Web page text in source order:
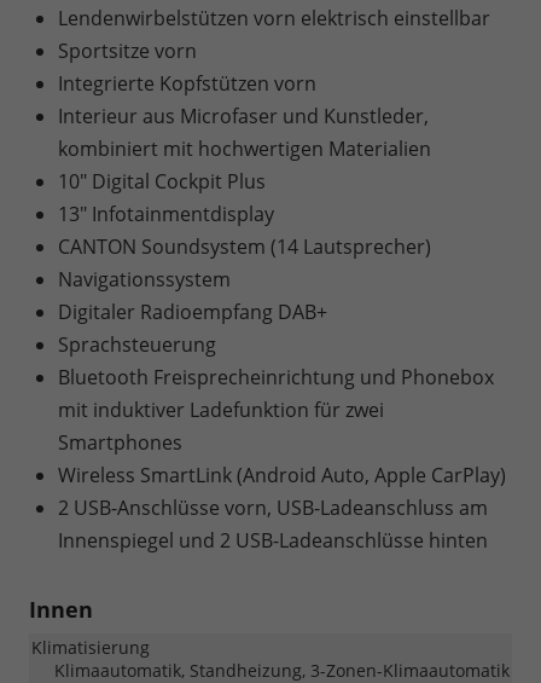
Lendenwirbelstützen vorn elektrisch einstellbar
Sportsitze vorn
Integrierte Kopfstützen vorn
Interieur aus Microfaser und Kunstleder,
kombiniert mit hochwertigen Materialien
10" Digital Cockpit Plus
13" Infotainmentdisplay
CANTON Soundsystem (14 Lautsprecher)
Navigationssystem
Digitaler Radioempfang DAB+
Sprachsteuerung
Bluetooth Freisprecheinrichtung und Phonebox
mit induktiver Ladefunktion für zwei
Smartphones
Wireless SmartLink (Android Auto, Apple CarPlay)
2 USB-Anschlüsse vorn, USB-Ladeanschluss am
Innenspiegel und 2 USB-Ladeanschlüsse hinten
Innen
Klimatisierung
Klimaautomatik, Standheizung, 3-Zonen-Klimaautomatik